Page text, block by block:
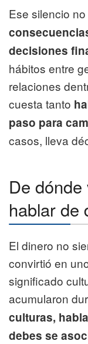
Ese silencio
decisiones
hábitos entre
relaciones
cuesta tanto
paso para
casos, lleva
De
hablar de
El dinero no
convirtió en
significado
acumularon
culturas,
debes se